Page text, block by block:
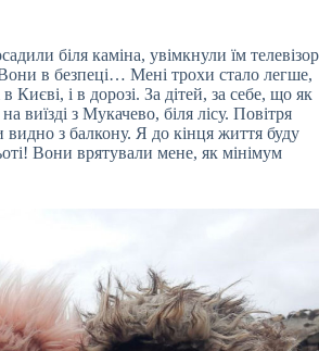
біля каміна, увімкнули їм телевізор
в безпеці… Мені трохи стало легше,
Києві, і в дорозі. За дітей, за себе, що як
виїзді з Мукачево, біля лісу. Повітря
видно з балкону. Я до кінця життя буду
Вони врятували мене, як мінімум